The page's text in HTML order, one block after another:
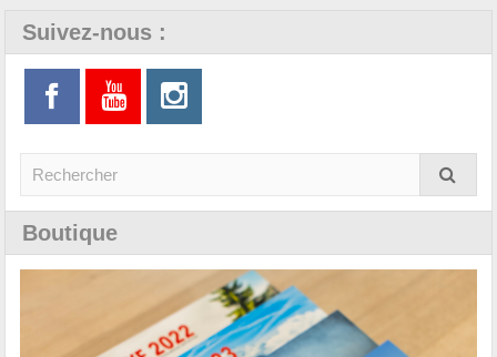
Suivez-nous :
Boutique